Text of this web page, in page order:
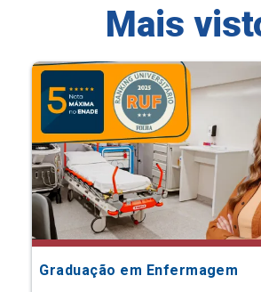
Mais
Graduação em Enfermagem